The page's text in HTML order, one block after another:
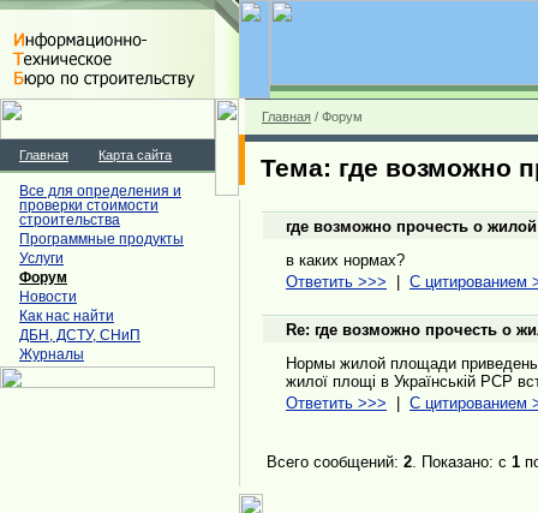
Главная Карта сайта
Все для определения и
проверки стоимости
строительства
Программные продукты
Услуги
Форум
Новости
Как нас найти
ДБН, ДСТУ, СНиП
Журналы
Главная / Форум
Тема: где возможно
где возможно прочесть о
в каких нормах?
Ответить >>>
С цитированием
Re: где возможно прочесть о
Нормы жилой площади
жилої площі в Українській РСР
Ответить >>>
С цитированием
Всего сообщений: 2. Показано: с 1